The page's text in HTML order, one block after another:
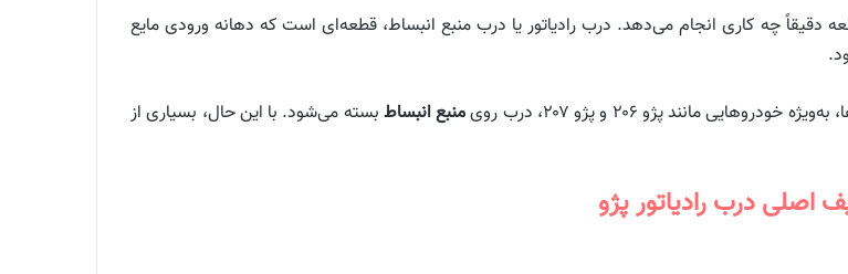
دقیقاً چه کاری انجام می‌دهد. درب رادیاتور یا درب منبع انبساط، قطعه‌ای است که دهانه ورودی مایع
مانند پژو ۲۰۶ و پژو ۲۰۷، درب روی منبع انبساط بسته می‌شود. با این حال، بسیاری از
اصلی درب رادیاتور پژو